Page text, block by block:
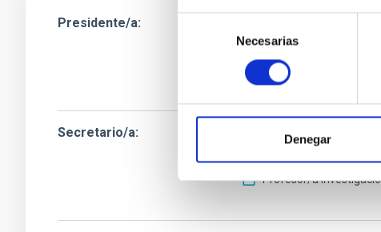
consentimiento
Necesarias
Denegar
Presidente/a
Instituto de Astrofísica
Director/a Grupo
Secretario/a Johan Hendrik
Profesor/a